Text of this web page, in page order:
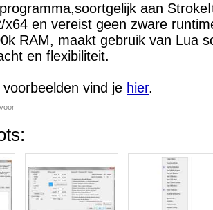
aan
x64 en vereist geen zware
RAM, maakt gebruik van Lua
en flexibiliteit.
vind je hier.